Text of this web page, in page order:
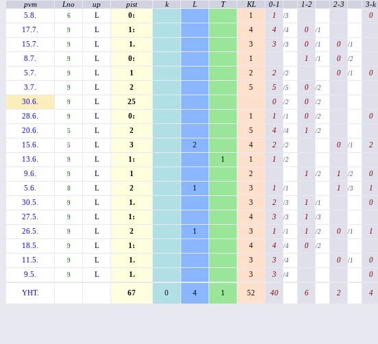
pvm Lno up pist k L T KL 0-1 1-2 2-3 3-k
5.8.
6 L 0: 1 1 /3 0
17.7.
9 L 1: 4 4 /4 0 /1
15.7.
9 L 1. 3 3 /3 0 /1 0 /1
8.7.
9 L 0: 1 1 /1 0 /2
5.7.
9 L 1 2 2 /2 0 /1 0
3.7.
9 L 2 5 5 /5 0 /2
30.6.
9 L 25 0 /2 0 /2
28.6.
9 L 0: 1 1 /1 0 /2 0
20.6.
5 L 2 5 4 /4 1 /2
15.6.
5 L 3 2 4 2 /2 0 /1 2
13.6.
9 L 1: 1 1 1 /2
9.6.
9 L 1 2 1 /2 1 /2 0
5.6.
8 L 2 1 3 1 /1 1 /3 1
30.5.
9 L 1. 3 2 /3 1 /1 0
27.5.
9 L 1: 4 3 /3 1 /3
26.5.
9 L 2 1 3 1 /1 1 /2 0 /1 1
18.5.
9 L 1: 4 4 /4 0 /2
11.5.
9 L 1. 3 3 /4 0 /1 0
9.5.
9 L 1. 3 3 /4 0
YHT. 67 0 4 1 52 40 6 2 4